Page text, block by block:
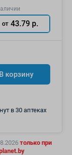
от 43.79 р.
В корзину
в 30 аптеках
только при